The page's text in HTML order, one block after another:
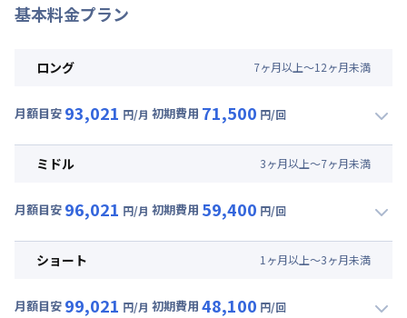
基本料金プラン
ロング 7ヶ月以上～12ヶ月未満
月額目安 93,021 円/月 初期費用 71,500 円/回
月額賃料目安(30日利用)
光熱費他 : 19,110円/月 (637円/日) (税抜)
その他費用 :
初期費用
ミドル 3ヶ月以上～7ヶ月未満
月額目安 96,021 円/月 初期費用 59,400 円/回
月額賃料目安(30日利用)
光熱費他 : 19,110円/月 (637円/日) (税抜)
ショート 1 ヶ月以上～3ヶ月未満
月額目安 99,021 円/月 初期費用 48,100 円/回